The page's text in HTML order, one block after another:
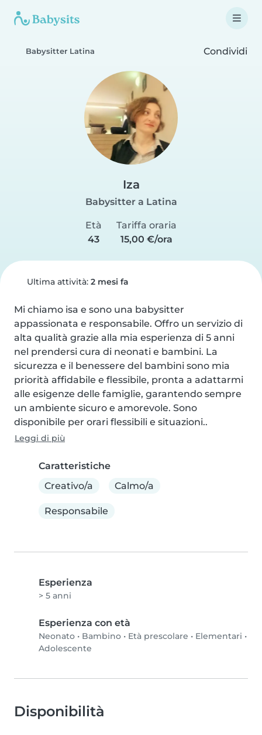
Babysitter Latina Condividi
Iza
Babysitter a Latina
Età
43
Tariffa oraria
15,00 €/ora
Ultima attività: 2 mesi fa
Mi chiamo isa e sono una babysitter
appassionata e responsabile. Offro un servizio di
alta qualità grazie alla mia esperienza di 5 anni
nel prendersi cura di neonati e bambini. La
sicurezza e il benessere del bambini sono mia
priorità affidabile e flessibile, pronta a adattarmi
alle esigenze delle famiglie, garantendo sempre
un ambiente sicuro e amorevole. Sono
disponibile per orari flessibili e situazioni..
Leggi di più
Caratteristiche
Creativo/a
Calmo/a
Responsabile
Esperienza
> 5 anni
Esperienza con età
Neonato • Bambino • Età prescolare • Elementari •
Adolescente
Disponibilità